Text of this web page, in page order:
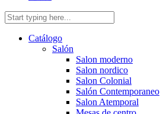
Catálogo
Salón
Salon moderno
Salon nordico
Salon Colonial
Salón Contemporaneo
Salon Atemporal